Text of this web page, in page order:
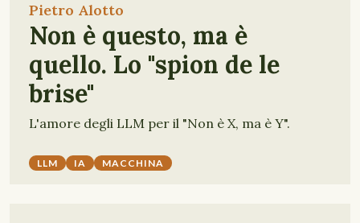
Pietro Alotto
Non è questo, ma è
quello. Lo "spion de le
brise"
L'amore degli LLM per il "Non è X, ma è Y".
LLM IA MACCHINA